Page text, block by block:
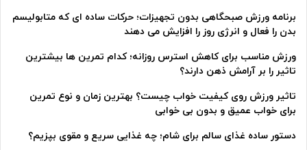
برنامه ورزش صبحگاهی بدون تجهیزات؛ حرکات ساده ای که متابولیسم
بدن را فعال و انرژی روز را افزایش می دهند
ورزش مناسب برای کاهش استرس روزانه؛ کدام تمرین ها بیشترین
تاثیر را بر آرامش ذهن دارند؟
تاثیر ورزش روی کیفیت خواب چیست؟ بهترین زمان و نوع تمرین
برای خواب عمیق و بدون بی خوابی
دستور ساده غذای سالم برای شام؛ چه غذایی سریع و مقوی بپزیم؟